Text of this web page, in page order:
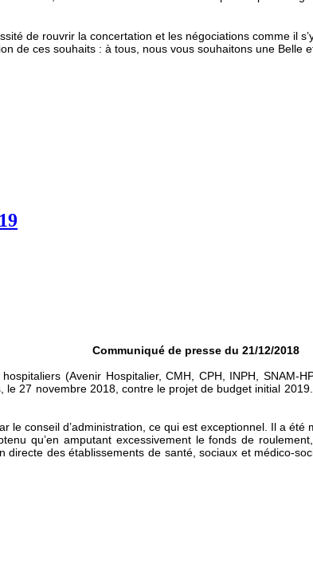
de rouvrir la concertation et les négociations comme il
de ces souhaits : à tous, nous vous souhaitons une Belle
Communiqué de presse du 21/12/2018
(Avenir Hospitalier, CMH, CPH, INPH, SNAM-
le 27 novembre 2018, contre le projet de budget initial
conseil d’administration, ce qui est exceptionnel. Il a
qu’en amputant excessivement le fonds de
des établissements de santé, sociaux et médico-